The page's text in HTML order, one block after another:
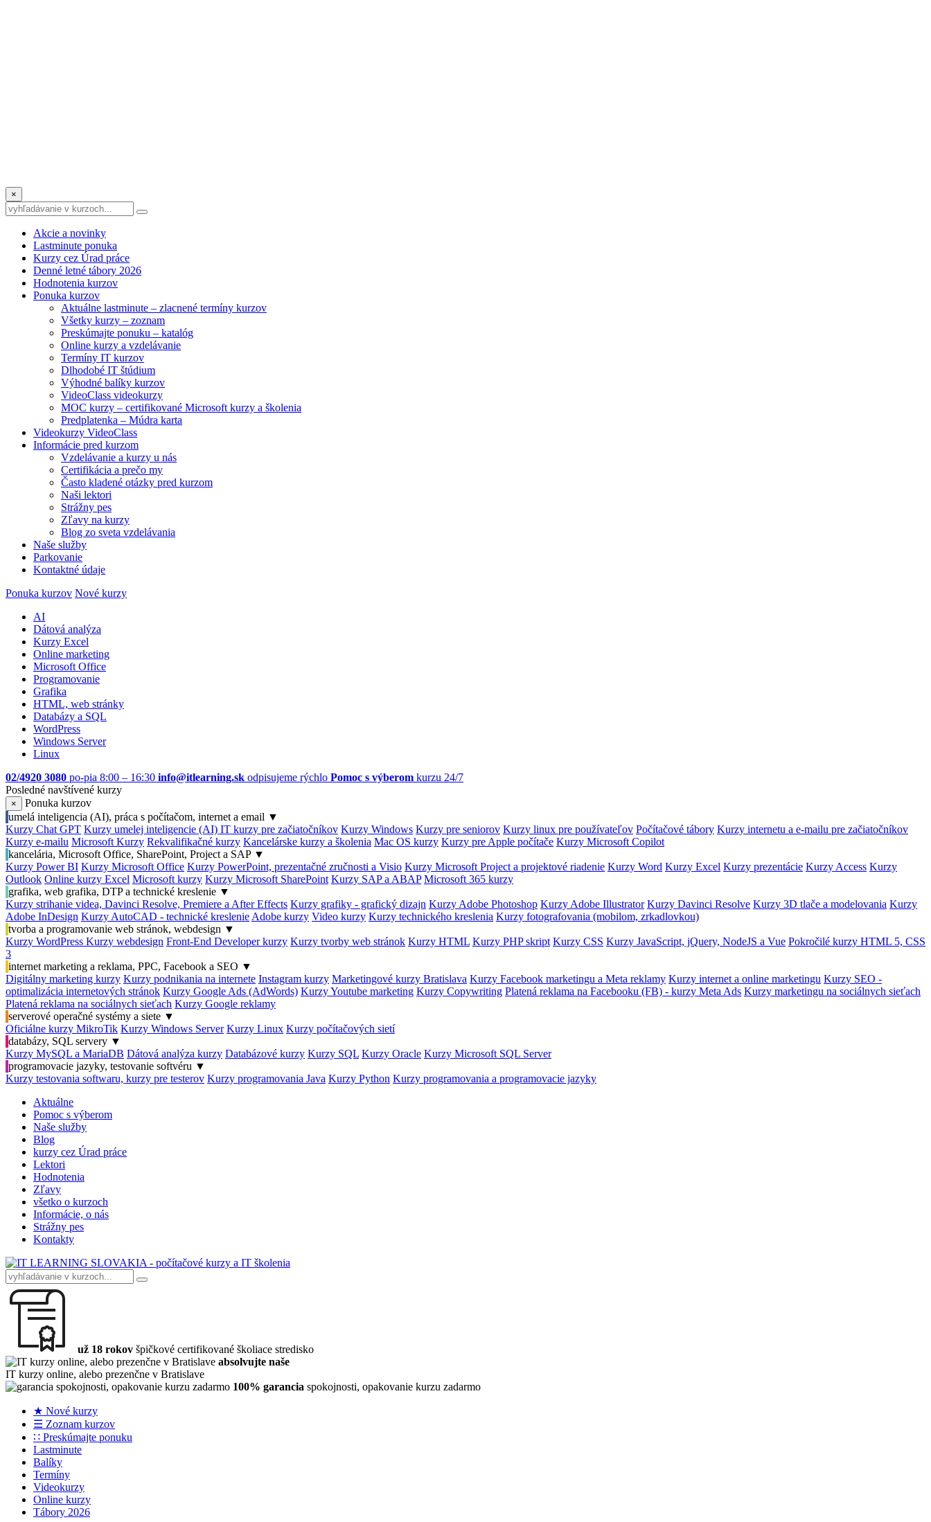
×
Akcie a novinky
Lastminute ponuka
Kurzy cez Úrad práce
Denné letné tábory 2026
Hodnotenia kurzov
Ponuka kurzov
Aktuálne lastminute – zlacnené termíny kurzov
Všetky kurzy – zoznam
Preskúmajte ponuku – katalóg
Online kurzy a vzdelávanie
Termíny IT kurzov
Dlhodobé IT štúdium
Výhodné balíky kurzov
VideoClass videokurzy
MOC kurzy – certifikované Microsoft kurzy a školenia
Predplatenka – Múdra karta
Videokurzy VideoClass
Informácie pred kurzom
Vzdelávanie a kurzy u nás
Certifikácia a prečo my
Často kladené otázky pred kurzom
Naši lektori
Strážny pes
Zľavy na kurzy
Blog zo sveta vzdelávania
Naše služby
Parkovanie
Kontaktné údaje
Ponuka kurzov Nové kurzy
AI
Dátová analýza
Kurzy Excel
Online marketing
Microsoft Office
Programovanie
Grafika
HTML, web stránky
Databázy a SQL
WordPress
Windows Server
Linux
02/4920 3080 po-pia 8:00 – 16:30 info@itlearning.sk odpisujeme rýchlo Pomoc s výberom kurzu 24/7
Posledné navštívené kurzy
×
Ponuka kurzov
umelá inteligencia (AI), práca s počítačom, internet a email ▼
Kurzy Chat GPT Kurzy umelej inteligencie (AI) IT kurzy pre začiatočníkov Kurzy Windows Kurzy pre seniorov Kurzy linux pre používateľov Počítačové tábory Kurzy internetu a e-mailu pre začiatočníkov
Kurzy e-mailu Microsoft Kurzy Rekvalifikačné kurzy Kancelárske kurzy a školenia Mac OS kurzy Kurzy pre Apple počítače Kurzy Microsoft Copilot
kancelária, Microsoft Office, SharePoint, Project a SAP ▼
Kurzy Power BI Kurzy Microsoft Office Kurzy PowerPoint, prezentačné zručnosti a Visio Kurzy Microsoft Project a projektové riadenie Kurzy Word Kurzy Excel Kurzy prezentácie Kurzy Access Kurzy
Outlook Online kurzy Excel Microsoft kurzy Kurzy Microsoft SharePoint Kurzy SAP a ABAP Microsoft 365 kurzy
grafika, web grafika, DTP a technické kreslenie ▼
Kurzy strihanie videa, Davinci Resolve, Premiere a After Effects Kurzy grafiky - grafický dizajn Kurzy Adobe Photoshop Kurzy Adobe Illustrator Kurzy Davinci Resolve Kurzy 3D tlače a modelovania Kurzy
Adobe InDesign Kurzy AutoCAD - technické kreslenie Adobe kurzy Video kurzy Kurzy technického kreslenia Kurzy fotografovania (mobilom, zrkadlovkou)
tvorba a programovanie web stránok, webdesign ▼
Kurzy WordPress Kurzy webdesign Front-End Developer kurzy Kurzy tvorby web stránok Kurzy HTML Kurzy PHP skript Kurzy CSS Kurzy JavaScript, jQuery, NodeJS a Vue Pokročilé kurzy HTML 5, CSS
3
internet marketing a reklama, PPC, Facebook a SEO ▼
Digitálny marketing kurzy Kurzy podnikania na internete Instagram kurzy Marketingové kurzy Bratislava Kurzy Facebook marketingu a Meta reklamy Kurzy internet a online marketingu Kurzy SEO -
optimalizácia internetových stránok Kurzy Google Ads (AdWords) Kurzy Youtube marketing Kurzy Copywriting Platená reklama na Facebooku (FB) - kurzy Meta Ads Kurzy marketingu na sociálnych sieťach
Platená reklama na sociálnych sieťach Kurzy Google reklamy
serverové operačné systémy a siete ▼
Oficiálne kurzy MikroTik Kurzy Windows Server Kurzy Linux Kurzy počítačových sietí
databázy, SQL servery ▼
Kurzy MySQL a MariaDB Dátová analýza kurzy Databázové kurzy Kurzy SQL Kurzy Oracle Kurzy Microsoft SQL Server
programovacie jazyky, testovanie softvéru ▼
Kurzy testovania softwaru, kurzy pre testerov Kurzy programovania Java Kurzy Python Kurzy programovania a programovacie jazyky
Aktuálne
Pomoc s výberom
Naše služby
Blog
kurzy cez Úrad práce
Lektori
Hodnotenia
Zľavy
všetko o kurzoch
Informácie, o nás
Strážny pes
Kontakty
už 18 rokov špičkové certifikované školiace stredisko
absolvujte naše
IT kurzy online, alebo prezenčne v Bratislave
100% garancia spokojnosti, opakovanie kurzu zadarmo
★ Nové kurzy
☰ Zoznam kurzov
∷ Preskúmajte ponuku
Lastminute
Balíky
Termíny
Videokurzy
Online kurzy
Tábory 2026